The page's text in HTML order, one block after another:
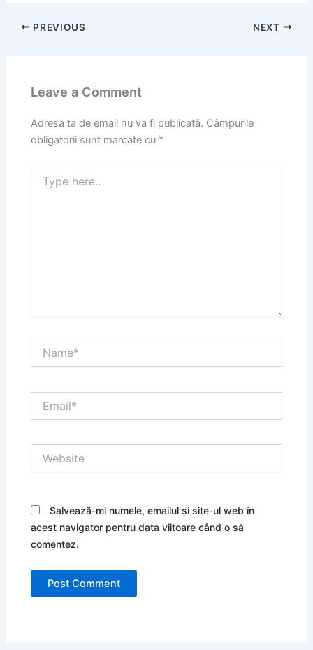
PREVIOUS NEXT
Leave a Comment
Adresa ta de email nu va fi publicată. Câmpurile
obligatorii sunt marcate cu *
here..
Salvează-mi numele, emailul și site-ul web în
acest navigator pentru data viitoare când o să
comentez.